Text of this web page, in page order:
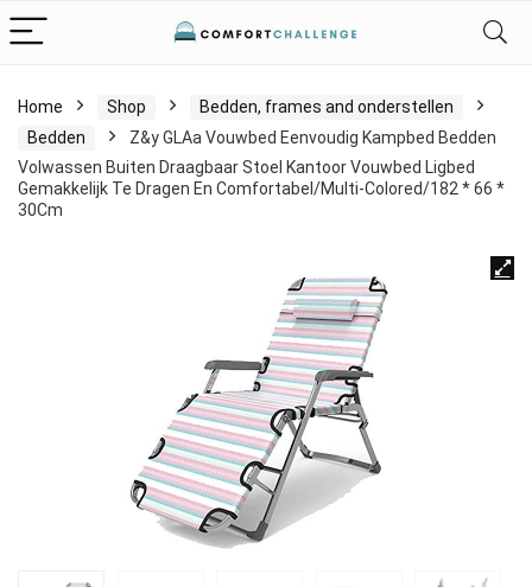
Home Shop
Bedden, frames and onderstellen
Bedden
Z&y GLAa Vouwbed Eenvoudig Kampbed Bedden
Volwassen Buiten Draagbaar Stoel Kantoor Vouwbed Ligbed
Gemakkelijk Te Dragen En Comfortabel/Multi-Colored/182 * 66 *
30Cm